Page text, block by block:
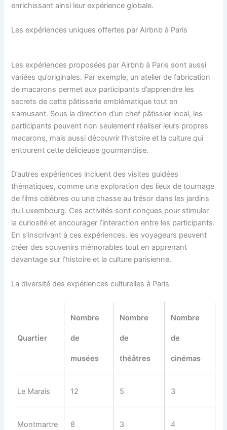
enrichissant ainsi leur expérience globale.
Les expériences uniques offertes par Airbnb à Paris
Les expériences proposées par Airbnb à Paris sont aussi
variées qu’originales. Par exemple, un atelier de fabrication
de macarons permet aux participants d’apprendre les
secrets de cette pâtisserie emblématique tout en
s’amusant. Sous la direction d’un chef pâtissier local, les
participants peuvent non seulement réaliser leurs propres
macarons, mais aussi découvrir l’histoire et la culture qui
entourent cette délicieuse gourmandise.
D’autres expériences incluent des visites guidées
thématiques, comme une exploration des lieux de tournage
de films célèbres ou une chasse au trésor dans les jardins
du Luxembourg. Ces activités sont conçues pour stimuler
la curiosité et encourager l’interaction entre les participants.
En s’inscrivant à ces expériences, les voyageurs peuvent
créer des souvenirs mémorables tout en apprenant
davantage sur l’histoire et la culture parisienne.
La diversité des expériences culturelles à Paris
Quartier
Nombre
de
musées
Nombre
de
théâtres
Nombre
de
cinémas
Le Marais 12 5 3
Montmartre 8 3 4